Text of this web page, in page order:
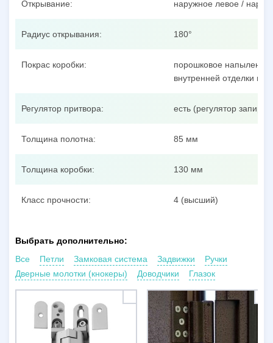
Открывание: наружное левое /
Радиус открывания: 180°
Покрас коробки:
порошковое напыление
внутренней отделки
Регулятор притвора: есть (регулятор
Толщина полотна: 85 мм
Толщина коробки: 130 мм
Класс прочности: 4 (высший)
Выбрать дополнительно:
Все
Петли Замковая система Задвижки
Ручки
Дверные молотки (кнокеры)
Доводчики Глазок